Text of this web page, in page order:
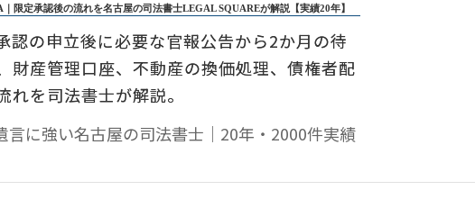
日
時
限定承認後の流れを名古屋の司法書士LEGAL SQUAREが解説【実績20年】
認の申立後に必要な官報公告から2か月の待
財産管理口座、不動産の換価処理、債権者配
れを司法書士が解説。
言に強い名古屋の司法書士｜20年・2000件実績